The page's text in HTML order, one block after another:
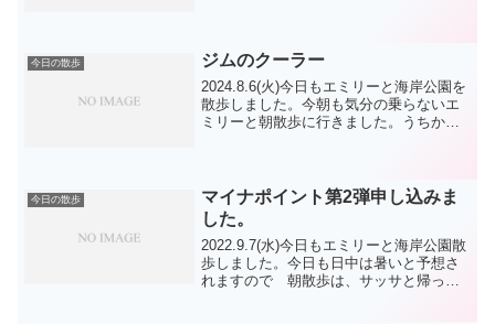
お手伝いの図...
今日の散歩 ジムのクーラー
2024.8.6(火)今日もエミリーと海岸公園を
散歩しました。今朝も気分の乗らないエ
ミリーと朝散歩に行きました。うちから
地公園でター...
今日の散歩
マイナポイント第2弾申し込みま
した。
2022.9.7(水)今日もエミリーと海岸公園散
歩しました。今日も日中は暑いと予想さ
れますので 朝散歩は、サッサと帰って